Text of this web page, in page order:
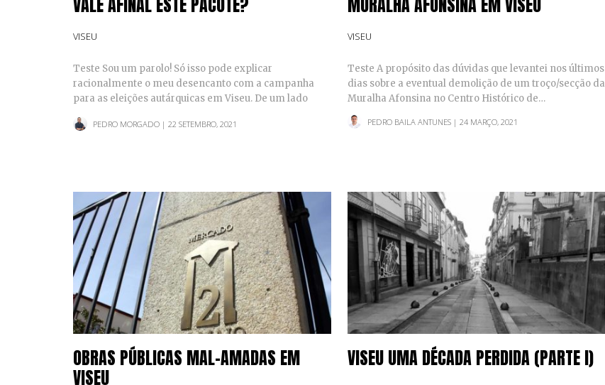
VISEU
Teste Sou um parolo! Só isso pode explicar
racionalmente o meu desencanto com a campanha
para as eleições autárquicas em Viseu. De um lado
PEDRO MORGADO| 22 SETEMBRO, 2021
VISEU
Teste A propósito das dúvidas que levantei nos últimos
dias sobre a eventual demolição de um troço/secção da
Muralha Afonsina no Centro Histórico de…
PEDRO BAILA ANTUNES| 24 MARÇO, 2021
OBRAS PÚBLICAS MAL-AMADAS EM
VISEU
VISEU UMA DÉCADA PERDIDA (PARTE I)